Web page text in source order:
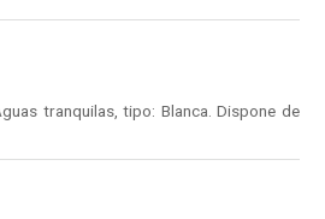
tranquilas, tipo: Blanca. Dispone de